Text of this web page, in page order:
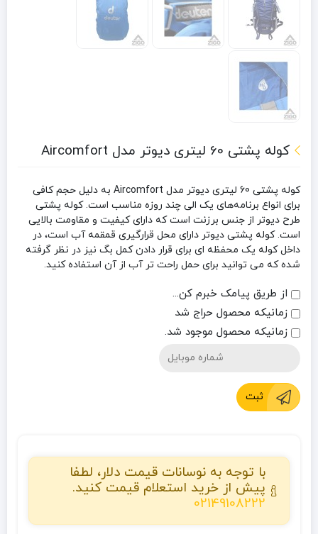
کوله پشتی 60 لیتری دیوتر مدل Aircomfort
کوله پشتی 60 لیتری دیوتر مدل Aircomfort به دلیل حجم کافی
برای انواع برنامه‌های یک الی چند روزه مناسب است. کوله پشتی
طرح دیوتر از جنس برزنت است که دارای کیفیت و مقاومت بالایی
است. کوله پشتی دیوتر دارای محل قرارگیری قمقمه آب است، در
داخل کوله یک محفظه ای برای قرار دادن کمل بگ نیز در نظر گرفته
شده که می توانید برای حمل راحت تر آب از آن استفاده کنید.
از طریق پیامک خبرم کن...
زمانیکه محصول حراج شد
زمانیکه محصول موجود شد.
ثبت
با توجه به نوسانات قیمت دلار، لطفا
پیش از خرید استعلام قیمت کنید.
02149108222